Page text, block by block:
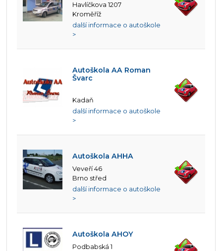
Havlíčkova 1207
Kroměříž
další informace o autoškole
>
Autoškola AA Roman
Švarc
Kadaň
další informace o autoškole
>
Autoškola AHHA
Veveří 46
Brno střed
další informace o autoškole
>
Autoškola AHOY
Podbabská 1